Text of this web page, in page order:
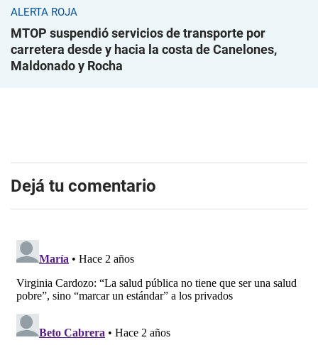
ALERTA ROJA
MTOP suspendió servicios de transporte por
carretera desde y hacia la costa de Canelones,
Maldonado y Rocha
Dejá tu comentario